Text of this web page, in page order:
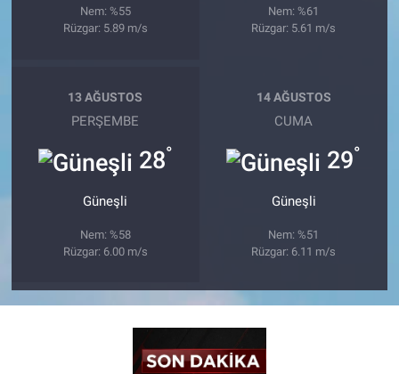
Nem: %55
Rüzgar: 5.89 m/s
Nem: %61
Rüzgar: 5.61 m/s
13 AĞUSTOS
PERŞEMBE
28°
Güneşli
Nem: %58
Rüzgar: 6.00 m/s
14 AĞUSTOS
CUMA
29°
Güneşli
Nem: %51
Rüzgar: 6.11 m/s